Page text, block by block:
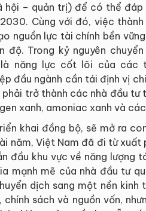
hội – quản trị) để có thể đáp
Cùng với đó, việc
nguồn lực tài chính bền
Trong kỷ nguyên
năng lực cốt lõi của các
đầu ngành cần tái định vị
trở thành các nhà đầu
xanh, amoniac xanh và
khai đồng bộ, sẽ mở ra
năm, Việt Nam đã đi từ
đầu khu vực về năng lượng
mạnh mẽ của nhà đầu tư
dịch sang một nền kinh
sách và nguồn vốn,